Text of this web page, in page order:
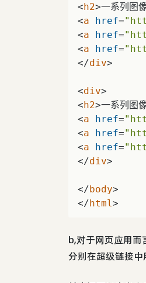
<h2>一系列图
<a href=
<a href=
<a href=
</div>
<div>
<h2>一系列图
<a href=
<a href=
<a href=
</div>
</body>
</html>
b,对于网页应用而
分别在超级链接